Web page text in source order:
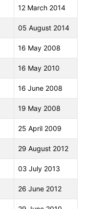
12 March 2014
05 August 2014
16 May 2008
16 May 2010
16 June 2008
19 May 2008
25 April 2009
29 August 2012
03 July 2013
26 June 2012